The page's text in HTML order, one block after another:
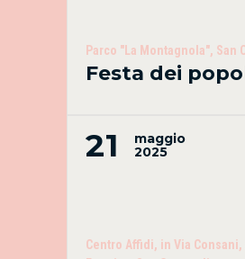
Parco "La Montagnola", San
Festa dei
21
maggio
2025
Centro Affidi, in Via